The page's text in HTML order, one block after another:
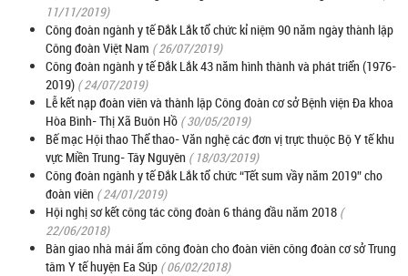
11/11/2019)
Công đoàn ngành y tế Đắk Lắk tổ chức kỉ niệm 90 năm ngày thành lập
Công đoàn Việt Nam ( 26/07/2019)
Công đoàn ngành y tế Đắk Lắk 43 năm hình thành và phát triển (1976-
2019) ( 24/07/2019)
Lễ kết nạp đoàn viên và thành lập Công đoàn cơ sở Bệnh viện Đa khoa
Hòa Bình- Thị Xã Buôn Hồ ( 30/05/2019)
Bế mạc Hội thao Thể thao- Văn nghệ các đơn vị trực thuộc Bộ Y tế khu
vực Miền Trung- Tây Nguyên ( 18/03/2019)
Công đoàn ngành y tế Đắk Lắk tổ chức “Tết sum vầy năm 2019” cho
đoàn viên ( 24/01/2019)
Hội nghị sơ kết công tác công đoàn 6 tháng đầu năm 2018 (
22/06/2018)
Bàn giao nhà mái ấm công đoàn cho đoàn viên công đoàn cơ sở Trung
tâm Y tế huyện Ea Súp ( 06/02/2018)